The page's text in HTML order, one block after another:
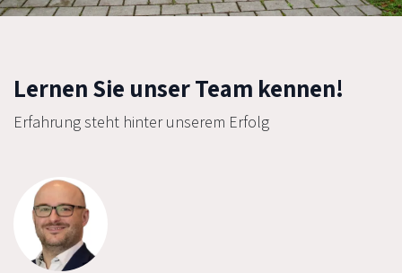
Lernen Sie unser Team kennen!
Erfahrung steht hinter unserem Erfolg